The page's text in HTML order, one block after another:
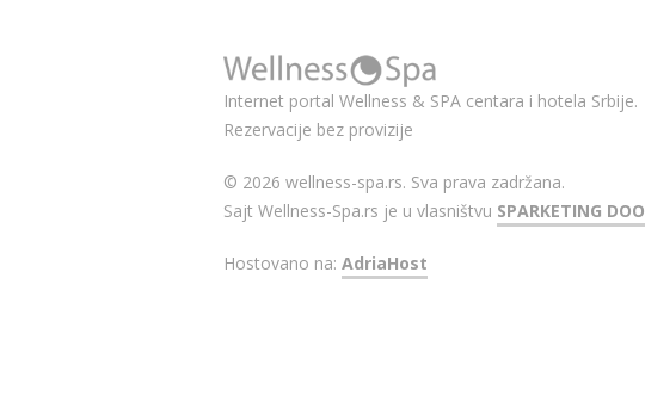
Internet portal Wellness & SPA centara i hotela Srbije.
Rezervacije bez provizije
© 2026 wellness-spa.rs. Sva prava zadržana.
Sajt Wellness-Spa.rs je u vlasništvu SPARKETING DOO
Hostovano na: AdriaHost